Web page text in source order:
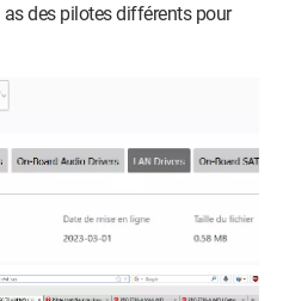
des pilotes différents pour